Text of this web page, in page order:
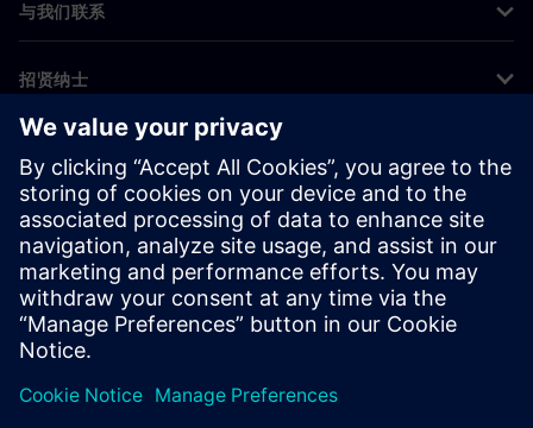
与我们联系
招贤纳士
©Siemens 2026
企业信息
隐私声明
Cookie 声明
使用条款